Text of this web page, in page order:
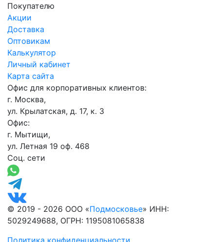
Покупателю
Акции
Доставка
Оптовикам
Калькулятор
Личный кабинет
Карта сайта
Офис для корпоративных клиентов:
г. Москва,
ул. Крылатская, д. 17, к. 3
Офис:
г. Мытищи,
ул. Летная 19 оф. 468
Соц. сети
© 2019 - 2026 ООО «Подмосковье» ИНН:
5029249688, ОГРН: 1195081065838
Политика конфиденциальности